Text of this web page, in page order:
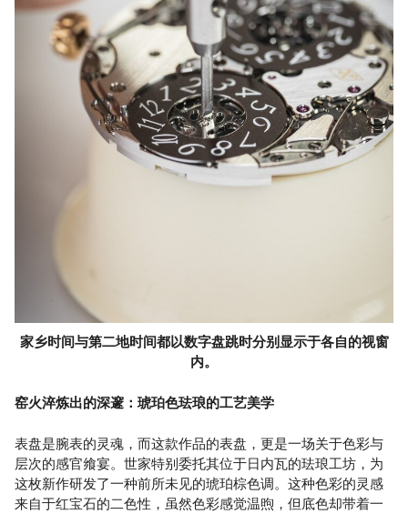
家乡时间与第二地时间都以数字盘跳时分别显示于各自的视窗
内。
窑火淬炼出的深邃：琥珀色珐琅的工艺美学
表盘是腕表的灵魂，而这款作品的表盘，更是一场关于色彩与
层次的感官飨宴。世家特别委托其位于日内瓦的珐琅工坊，为
这枚新作研发了一种前所未见的琥珀棕色调。这种色彩的灵感
来自于红宝石的二色性，虽然色彩感觉温煦，但底色却带着一